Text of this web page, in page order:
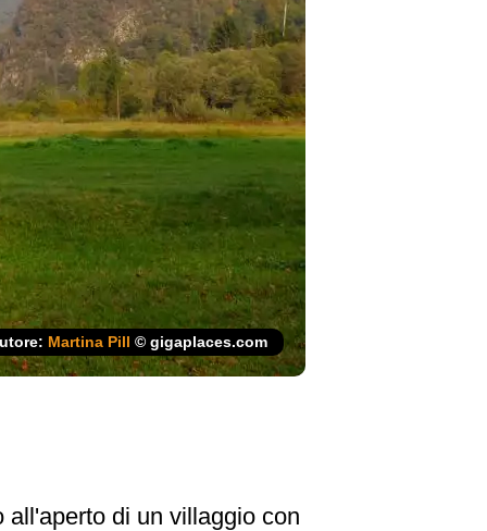
Martina Pill © gigaplaces.com
di un villaggio con